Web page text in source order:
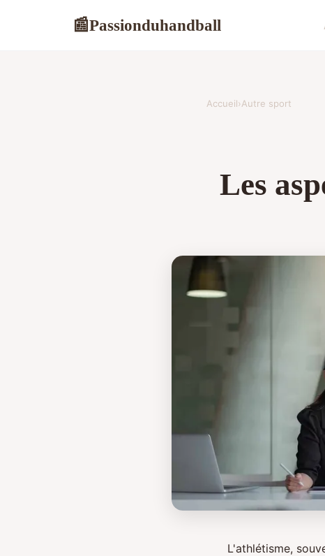
📰Passionduhandball
Accueil›Autre sport
Les
L'athlétisme,